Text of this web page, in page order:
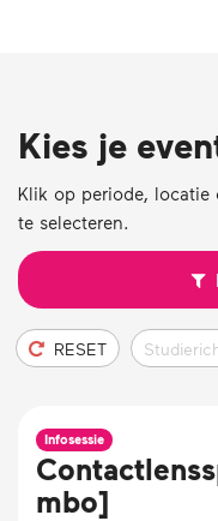
Kies je
Klik op periode, locatie
te selecteren.
RESET
Infosessie
mbo]